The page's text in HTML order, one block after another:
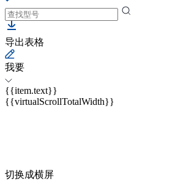
导出表格
我要
{{item.text}}
{{virtualScrollTotalWidth}}
切换成横屏